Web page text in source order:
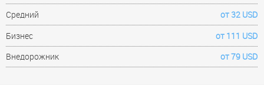
Средний
от 32 USD
Бизнес
от 111 USD
Внедорожник
от 79 USD